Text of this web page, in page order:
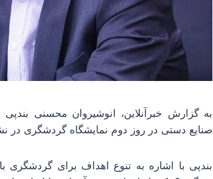
به گزارش خبرآنلاین، انوشیروان محسنی
صنایع دستی در روز دوم نمایشگاه گردشگری
بندپی با اشاره به تنوع اهداف برای